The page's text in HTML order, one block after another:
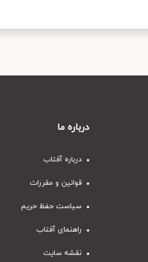
درباره ما
درباره آفتاب
قوانین و مقررات
سیاست حفظ حریم
راهنمای آفتاب
نقشه سایت